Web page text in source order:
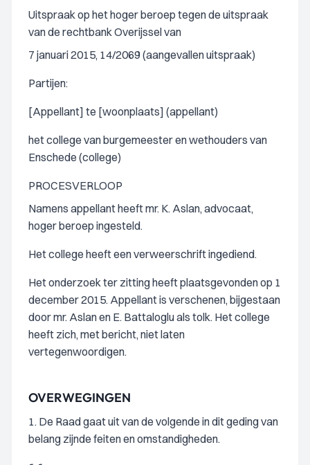
Uitspraak op het hoger beroep tegen de uitspraak
van de rechtbank Overijssel van
7 januari 2015, 14/2069 (aangevallen uitspraak)
Partijen:
[Appellant] te [woonplaats] (appellant)
het college van burgemeester en wethouders van
Enschede (college)
PROCESVERLOOP
Namens appellant heeft mr. K. Aslan, advocaat,
hoger beroep ingesteld.
Het college heeft een verweerschrift ingediend.
Het onderzoek ter zitting heeft plaatsgevonden op 1
december 2015. Appellant is verschenen, bijgestaan
door mr. Aslan en E. Battaloglu als tolk. Het college
heeft zich, met bericht, niet laten
vertegenwoordigen.
OVERWEGINGEN
1. De Raad gaat uit van de volgende in dit geding van
belang zijnde feiten en omstandigheden.